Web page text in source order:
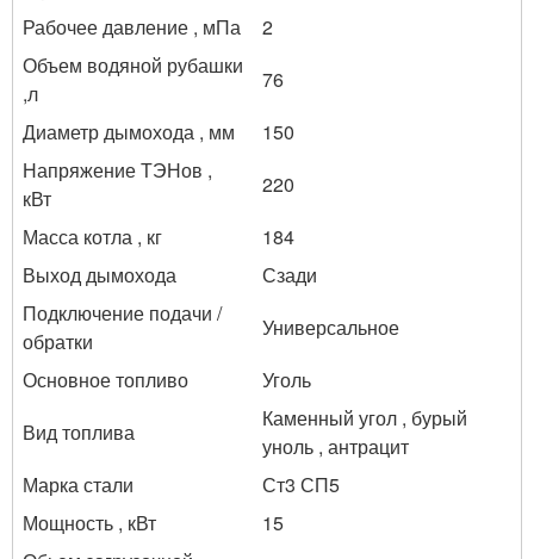
Рабочее давление , мПа
2
Объем водяной рубашки
,л
76
Диаметр дымохода , мм
150
Напряжение ТЭНов ,
кВт
220
Масса котла , кг
184
Выход дымохода
Сзади
Подключение подачи /
обратки
Универсальное
Основное топливо
Уголь
Вид топлива
Каменный угол , бурый
уноль , антрацит
Марка стали
Ст3 СП5
Мощность , кВт
15